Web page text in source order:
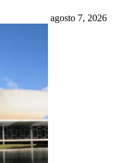
agosto 7, 2026